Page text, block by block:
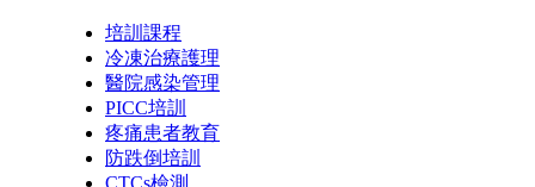
培訓課程
冷凍治療護理
醫院感染管理
PICC培訓
疼痛患者教育
防跌倒培訓
CTCs檢測